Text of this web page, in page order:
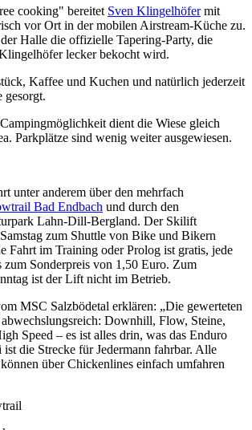
cooking" bereitet Sven Klingelhöfermit
vor Ort in der mobilen Airstream-Küche zu.
Halle die offizielle Tapering-Party, die
lecker bekocht wird.
Kaffee und Kuchen und natürlich jederzeit
gesorgt.
dient die Wiese gleich
Parkplätze sind wenig weiter ausgewiesen.
unter anderem über den mehrfach
Bad Endbach und durch den
Lahn-Dill-Bergland. Der Skilift
zum Shuttle von Bike und Bikern
Fahrt im Training oder Prolog ist gratis, jede
zum Sonderpreis von 1,50 Euro. Zum
ist der Lift nicht im Betrieb.
MSC Salzbödetal erklären: „Die gewerteten
Downhill, Flow, Steine,
Speed – es ist alles drin, was das Enduro
die Strecke für Jedermann fahrbar. Alle
über Chickenlines einfach umfahren